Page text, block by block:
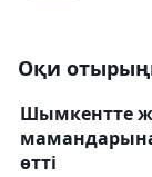
Оқи
Шымкентте
мамандарына
өтті